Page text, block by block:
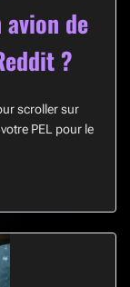
avion de
?
scroller sur
PEL pour le